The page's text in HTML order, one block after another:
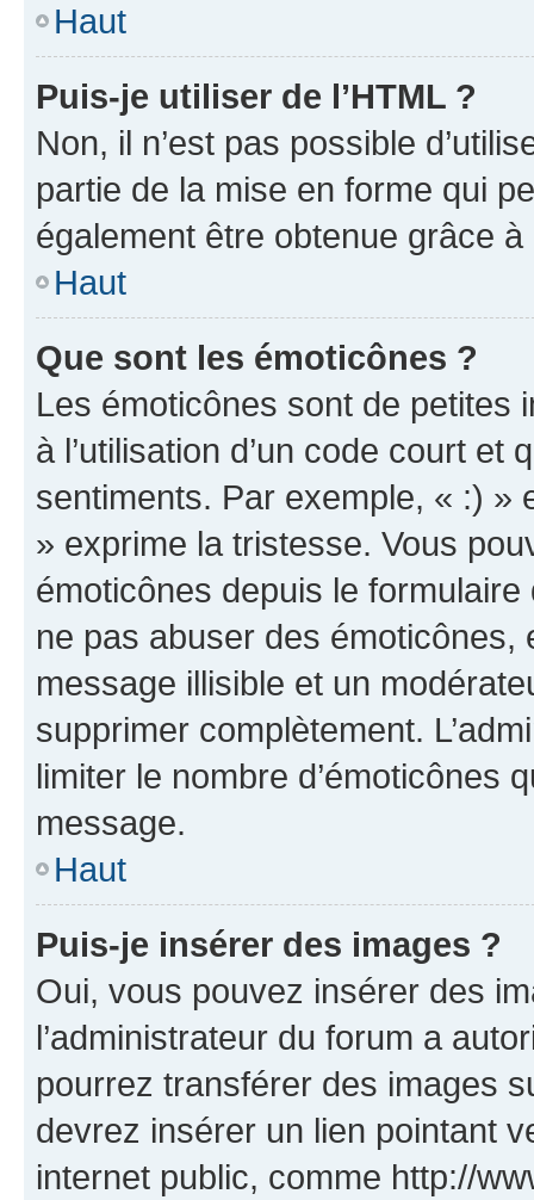
Haut
Puis-je utiliser de l’HTML ?
Non, il n’est pas possible
partie de la mise en forme qui
également être obtenue grâce à
Haut
Que sont les émoticônes ?
Les émoticônes sont de petites
à l’utilisation d’un code court et
sentiments. Par exemple, « :) »
» exprime la tristesse. Vous
émoticônes depuis le
ne pas abuser des
message illisible et un
supprimer complètement.
limiter le nombre d’émoticônes
message.
Haut
Puis-je insérer des images ?
Oui, vous pouvez insérer des
l’administrateur du forum a
pourrez transférer des images
devrez insérer un lien pointant
internet public, comme http://